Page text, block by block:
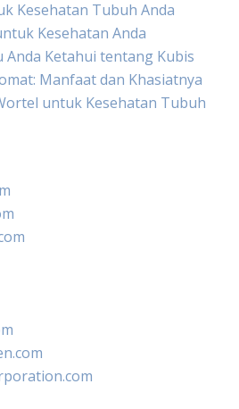
Kesehatan Tubuh Anda
Kesehatan Anda
Anda Ketahui tentang Kubis
Manfaat dan Khasiatnya
untuk Kesehatan Tubuh